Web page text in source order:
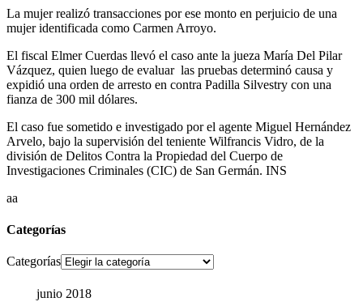
La mujer realizó transacciones por ese monto en perjuicio de una
mujer identificada como Carmen Arroyo.
El fiscal Elmer Cuerdas llevó el caso ante la jueza María Del Pilar
Vázquez, quien luego de evaluar las pruebas determinó causa y
expidió una orden de arresto en contra Padilla Silvestry con una
fianza de 300 mil dólares.
El caso fue sometido e investigado por el agente Miguel Hernández
Arvelo, bajo la supervisión del teniente Wilfrancis Vidro, de la
división de Delitos Contra la Propiedad del Cuerpo de
Investigaciones Criminales (CIC) de San Germán. INS
aa
Categorías
Categorías
junio 2018